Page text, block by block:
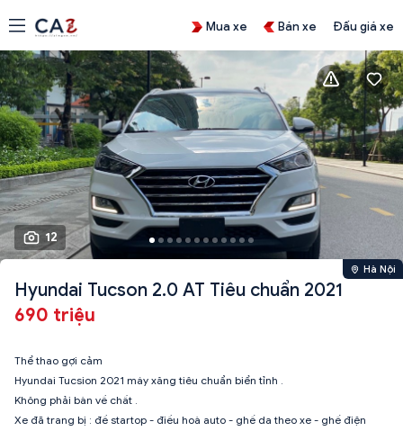
Mua xe Bán xe Đấu giá xe
12
Hà Nội
Hyundai Tucson 2.0 AT Tiêu chuẩn 2021
690 triệu
Thể thao gợi cảm
Hyundai Tucsion 2021 máy xăng tiêu chuẩn biển tỉnh .
Không phải bàn về chất .
Xe đã trang bị : đề startop - điều hoà auto - ghế da theo xe - ghế điện